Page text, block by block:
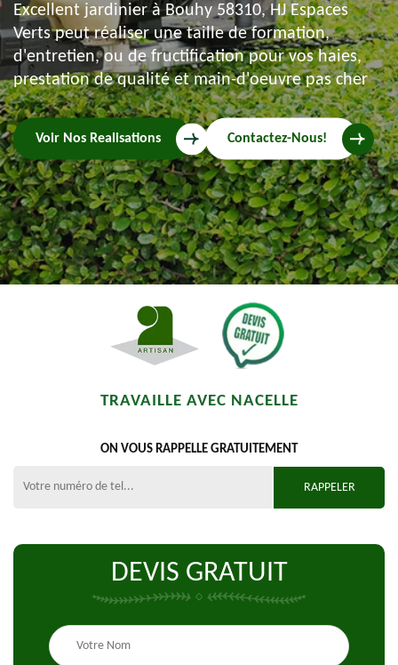
Excellent jardinier à Bouhy 58310, HJ Espaces
Verts peut réaliser une taille de formation,
d'entretien, ou de fructification pour vos haies,
prestation de qualité et main-d'oeuvre pas cher
Voir Nos Realisations Contactez-Nous!
TRAVAILLE AVEC NACELLE
ON VOUS RAPPELLE GRATUITEMENT
DEVIS GRATUIT